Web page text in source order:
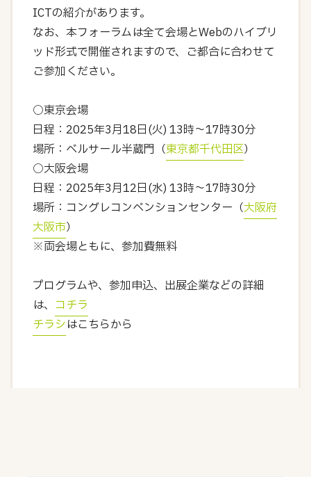
ICTの紹介があります。
なお、本フォーラムは全て会場とWebのハイブリ
ッド形式で開催されますので、ご都合に合わせて
ご参加ください。
○東京会場
日程：2025年3月18日(火) 13時～17時30分
場所：ベルサール半蔵門（東京都千代田区）
○大阪会場
日程：2025年3月12日(水) 13時～17時30分
場所：コングレコンベンションセンター（大阪府
大阪市）
※両会場ともに、参加費無料
プログラムや、参加申込、出展企業などの詳細
は、 コチラ
チラシはこちらから